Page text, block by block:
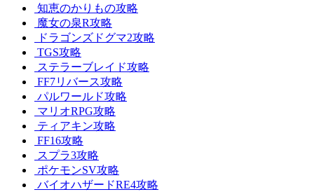
知恵のかりもの攻略
魔女の泉R攻略
ドラゴンズドグマ2攻略
TGS攻略
ステラーブレイド攻略
FF7リバース攻略
パルワールド攻略
マリオRPG攻略
ティアキン攻略
FF16攻略
スプラ3攻略
ポケモンSV攻略
バイオハザードRE4攻略